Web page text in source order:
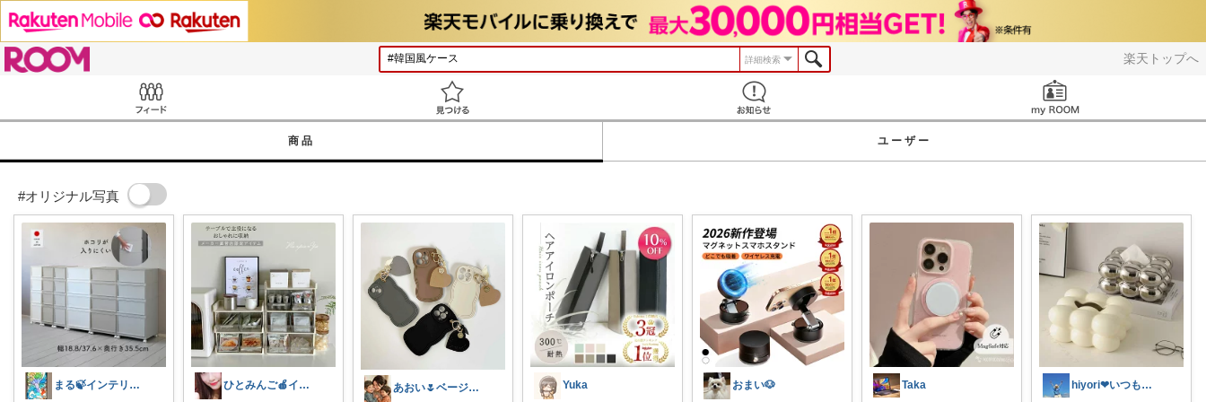
楽天トップへ
詳細検索
商品 ユーザー
#オリジナル写真
まる🍃インテリア×くらし ひとみんご🍎‪インテリア雑貨 あおい🌷ベージュ好き♡時短アイテム好き Yuka おまい🐶 Taka hiyori❤いつもありがとう♡感謝🌹